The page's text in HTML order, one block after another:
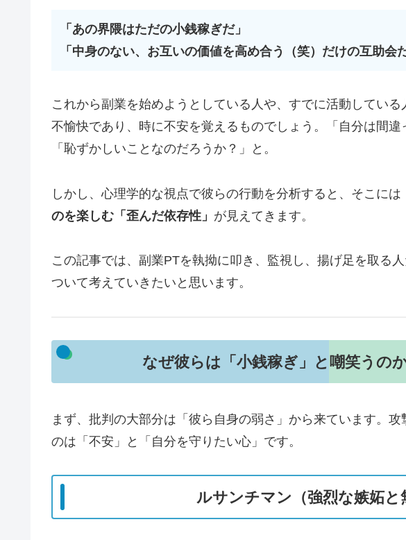
「あの界隈はただの小銭稼ぎだ」
「中身のない、お互いの価値を高め合う（笑）だけの互助会だ
これから副業を始めようとしている人や、すでに活動してい
不愉快であり、時に不安を覚えるものでしょう。「自分は間違
「恥ずかしいことなのだろうか？」と。
しかし、心理学的な視点で彼らの行動を分析すると、そこには
のを楽しむ「歪んだ依存性」 が見えてきます。
この記事では、副業PTを執拗に叩き、監視し、揚げ足を取る
ついて考えていきたいと思います。
なぜ彼らは「小銭稼ぎ」と嘲笑うの
まず、批判の大部分は「彼ら自身の弱さ」から来ています。
のは「不安」と「自分を守りたい心」です。
ルサンチマン（強烈な嫉妬と